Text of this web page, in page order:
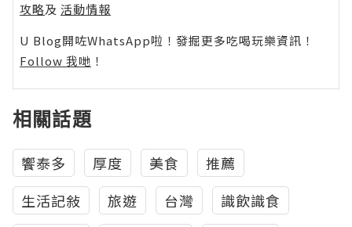
攻略及 活動情報
U Blog開咗WhatsApp啦！發掘更多吃喝玩樂資訊！
Follow 我哋 ！
相關話題
饗泰多 厚度 美食
推薦
生活記敍
旅遊 台灣
識飲識食